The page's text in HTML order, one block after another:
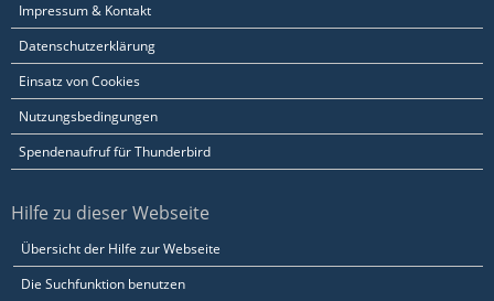
Impressum & Kontakt
Datenschutzerklärung
Einsatz von Cookies
Nutzungsbedingungen
Spendenaufruf für Thunderbird
Hilfe zu dieser Webseite
Übersicht der Hilfe zur Webseite
Die Suchfunktion benutzen